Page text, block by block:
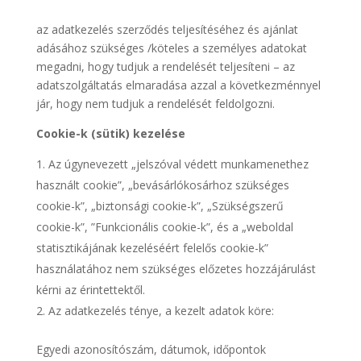
az adatkezelés szerződés teljesítéséhez és ajánlat
adásához szükséges /köteles a személyes adatokat
megadni, hogy tudjuk a rendelését teljesíteni – az
adatszolgáltatás elmaradása azzal a következménnyel
jár, hogy nem tudjuk a rendelését feldolgozni.
Cookie-k (sütik) kezelése
Az úgynevezett „jelszóval védett munkamenethez
használt cookie”, „bevásárlókosárhoz szükséges
cookie-k”, „biztonsági cookie-k”, „Szükségszerű
cookie-k”, ”Funkcionális cookie-k”, és a „weboldal
statisztikájának kezeléséért felelős cookie-k”
használatához nem szükséges előzetes hozzájárulást
kérni az érintettektől.
Az adatkezelés ténye, a kezelt adatok köre:
Egyedi azonosítószám, dátumok, időpontok